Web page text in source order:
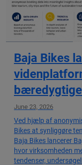
Baja Bikes
June 23, 2026
Ved hjælp af
Bikes at synliggøre
Baja Bikes lancerer
hvor virksomheden
tendenser,